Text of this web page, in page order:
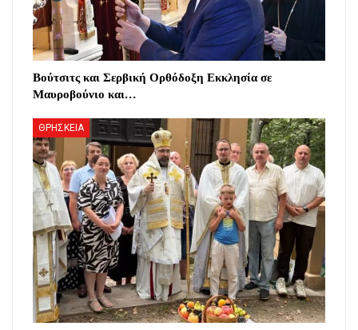
Βούτσιτς και Σερβική Ορθόδοξη Εκκλησία σε
Μαυροβούνιο και…
ΘΡΗΣΚΕΙΑ